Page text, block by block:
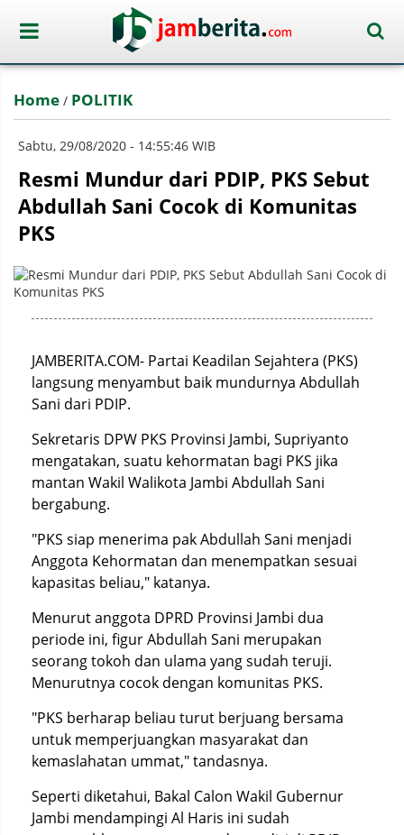
Home / POLITIK
Sabtu, 29/08/2020 - 14:55:46 WIB
Resmi Mundur dari PDIP, PKS Sebut
Abdullah Sani Cocok di Komunitas
PKS
JAMBERITA.COM- Partai Keadilan Sejahtera (PKS)
langsung menyambut baik mundurnya Abdullah
Sani dari PDIP.
Sekretaris DPW PKS Provinsi Jambi, Supriyanto
mengatakan, suatu kehormatan bagi PKS jika
mantan Wakil Walikota Jambi Abdullah Sani
bergabung.
"PKS siap menerima pak Abdullah Sani menjadi
Anggota Kehormatan dan menempatkan sesuai
kapasitas beliau," katanya.
Menurut anggota DPRD Provinsi Jambi dua
periode ini, figur Abdullah Sani merupakan
seorang tokoh dan ulama yang sudah teruji.
Menurutnya cocok dengan komunitas PKS.
"PKS berharap beliau turut berjuang bersama
untuk memperjuangkan masyarakat dan
kemaslahatan ummat," tandasnya.
Seperti diketahui, Bakal Calon Wakil Gubernur
Jambi mendampingi Al Haris ini sudah